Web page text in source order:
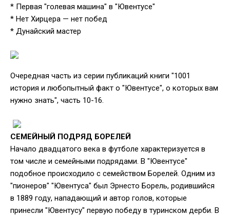
* Первая "голевая машина" в "Ювентусе"
* Нет Хирцера — нет побед
* Дунайский мастер
Очередная часть из серии публикаций книги "1001
история и любопытный факт о "Ювентусе", о которых вам
нужно знать", часть 10-16.
СЕМЕЙНЫЙ ПОДРЯД БОРЕЛЕЙ
Начало двадцатого века в футболе характеризуется в
том числе и семейными подрядами. В "Ювентусе"
подобное происходило с семейством Борелей. Одним из
"пионеров" "Ювентуса" был Эрнесто Борель, родившийся
в 1889 году, нападающий и автор голов, которые
принесли "Ювентусу" первую победу в туринском дерби. В